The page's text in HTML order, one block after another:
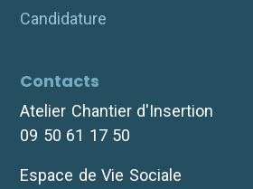
Candidature
Contacts
Atelier Chantier d'Insertion
09 50 61 17 50
Espace de Vie Sociale